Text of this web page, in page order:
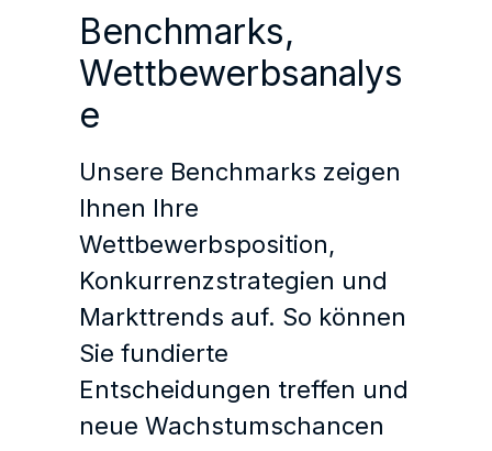
Benchmarks,
Wettbewerbsanalys
e
Unsere Benchmarks zeigen
Ihnen Ihre
Wettbewerbsposition,
Konkurrenzstrategien und
Markttrends auf. So können
Sie fundierte
Entscheidungen treffen und
neue Wachstumschancen